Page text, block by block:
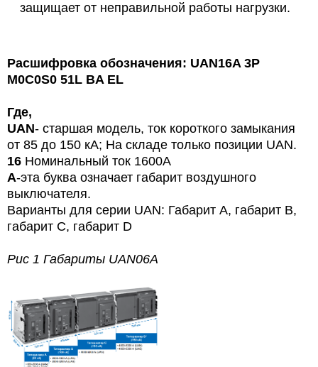
защищает от неправильной работы нагрузки.
Расшифровка обозначения: UAN16A 3P
M0C0S0 51L BA EL
Где,
UAN- старшая модель, ток короткого замыкания
от 85 до 150 кА; На складе только позиции UAN.
16 Номинальный ток 1600A
A-эта буква означает габарит воздушного
выключателя.
Варианты для серии UAN: Габарит А, габарит В,
габарит С, габарит D
Рис 1 Габариты UAN06A